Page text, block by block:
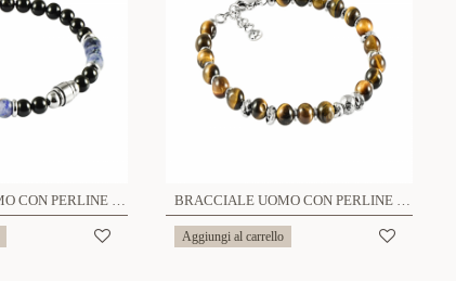
BRACCIALE UOMO CON PERLINE DI PIETRA - KM241112A909/910 BRACCIALE UOMO CON PERLINE DI PIETRA - KM24116A917/918
Aggiungi al carrello